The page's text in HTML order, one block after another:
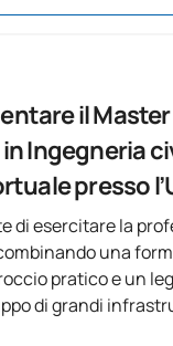
il Master
Ingegneria
presso
di esercitare la
una
pratico e un
di grandi